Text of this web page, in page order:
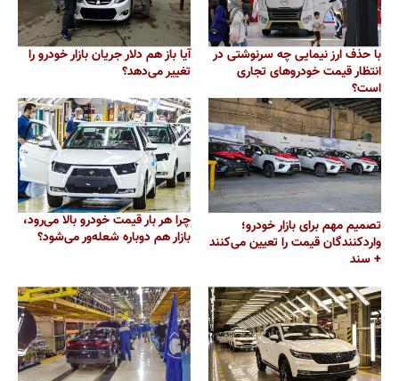
با حذف ارز نیمایی چه سرنوشتی در
انتظار قیمت خودروهای تجاری
است؟
آیا باز هم دلار جریان بازار خودرو را
تغییر می‌دهد؟
تصمیم مهم برای بازار خودرو؛
واردکنندگان قیمت را تعیین می‌کنند
+ سند
چرا هر بار قیمت خودرو بالا می‌رود،
بازار هم دوباره شعله‌ور می‌شود؟